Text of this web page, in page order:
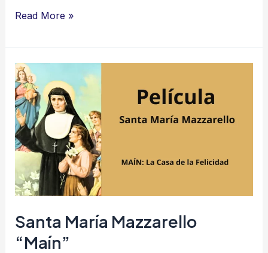
Read More »
Santa María Mazzarello
“Maín”
Santa
María
Mazzarello
“Maín”